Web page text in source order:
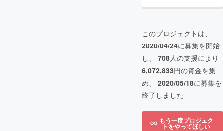
このプロジェクトは、
2020/04/24に募集を開始
し、 708人の支援により
6,072,833円の資金を集
め、 2020/05/18に募集を
終了しました
もう一度プロジェク
トをやってほしい